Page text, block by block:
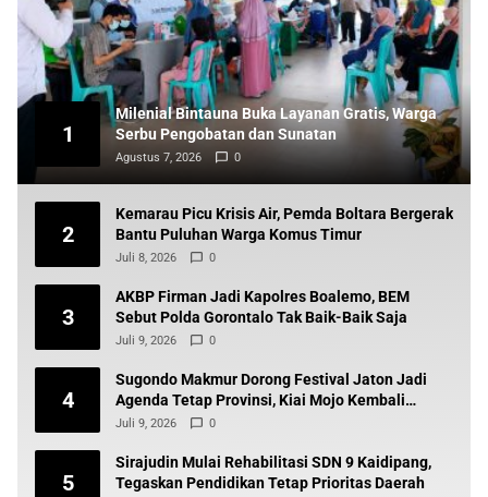
1
Milenial Bintauna Buka Layanan Gratis, Warga
Serbu Pengobatan dan Sunatan
Agustus 7, 2026 0
2
Kemarau Picu Krisis Air, Pemda Boltara Bergerak
Bantu Puluhan Warga Komus Timur
Juli 8, 2026 0
3
AKBP Firman Jadi Kapolres Boalemo, BEM
Sebut Polda Gorontalo Tak Baik-Baik Saja
Juli 9, 2026 0
4
Sugondo Makmur Dorong Festival Jaton Jadi
Agenda Tetap Provinsi, Kiai Mojo Kembali
Disuarakan
Juli 9, 2026 0
5
Sirajudin Mulai Rehabilitasi SDN 9 Kaidipang,
Tegaskan Pendidikan Tetap Prioritas Daerah